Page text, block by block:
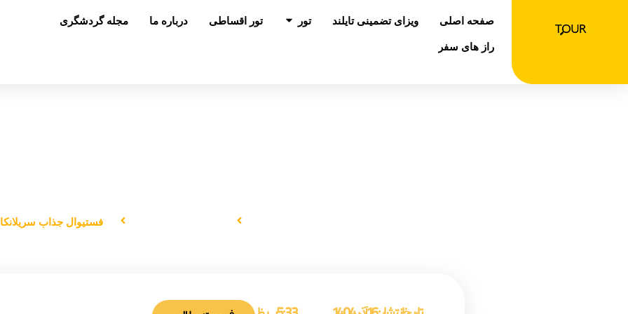
صفحه اصلی ویزای تضمینی تایلند تور باز کردن در تور
تور اقساطی درباره ما
مجله گردشگری
راز های سفر
فستیوال جذاب سریلانکا